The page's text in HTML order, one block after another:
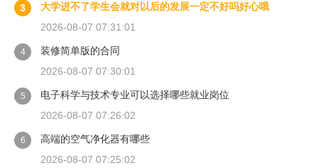
3
大学进不了学生会就对以后的发展一定不好吗好心哦
2026-08-07 07:31:01
4
装修简单版的合同
2026-08-07 07:30:01
5
电子科学与技术专业可以选择哪些就业岗位
2026-08-07 07:26:02
6
高端的空气净化器有哪些
2026-08-07 07:25:02